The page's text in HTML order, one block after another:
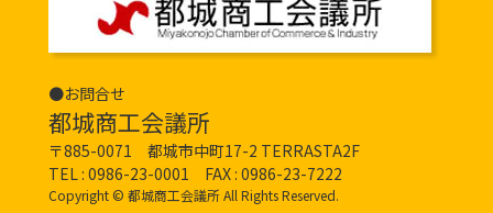
●お問合せ
都城商工会議所
〒885-0071 都城市中町17-2 TERRASTA2F
TEL : 0986-23-0001 FAX : 0986-23-7222
Copyright © 都城商工会議所 All Rights Reserved.